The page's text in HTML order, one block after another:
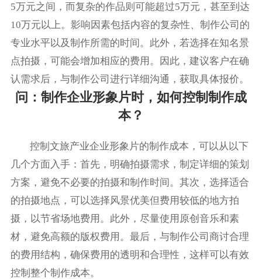
5万元之间，而复杂的作品则可能超过5万元，甚至到达
10万元以上。影响因素包括内容的复杂性、制作公司的
专业水平以及制作所需的时间。此外，若选择在知名景
点拍摄，可能会增加相应的费用。因此，建议客户在确
认需求后，与制作公司进行详细沟通，获取具体报价。
问：制作企业形象片时，如何控制制作成
本？
控制文旅产业企业形象片的制作成本，可以从以下
几个方面入手：首先，明确拍摄需求，制定详细的策划
方案，避免不必要的拍摄和制作时间。其次，选择适合
的拍摄地点，可以选择风景优美但费用较低的地方拍
摄，以节省场地费用。此外，尽量使用原创音乐和素
材，避免高额的版权费用。最后，与制作公司商讨合理
的费用结构，确保费用的透明和合理性，这样可以有效
控制整个制作成本。